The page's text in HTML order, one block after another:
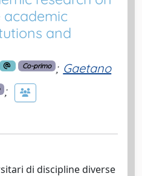
and
Co-primo ; Gaetano
;
di discipline diverse